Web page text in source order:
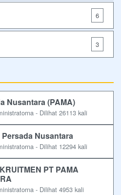
6
3
Nusantara (PAMA)
- Dilihat 26113 kali
Nusantara
- Dilihat 12294 kali
PT PAMA
- Dilihat 4953 kali